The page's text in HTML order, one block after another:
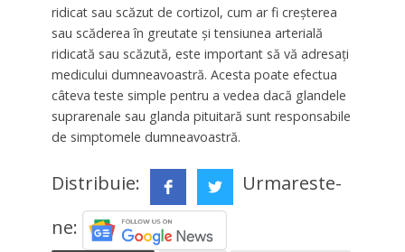
ridicat sau scăzut de cortizol, cum ar fi creșterea
sau scăderea în greutate și tensiunea arterială
ridicată sau scăzută, este important să vă adresați
medicului dumneavoastră. Acesta poate efectua
câteva teste simple pentru a vedea dacă glandele
suprarenale sau glanda pituitară sunt responsabile
de simptomele dumneavoastră.
Distribuie:
Urmareste-
ne: